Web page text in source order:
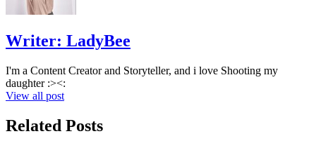
Writer: LadyBee
I'm a Content Creator and Storyteller, and i love Shooting my
daughter :><:
View all post
Related Posts